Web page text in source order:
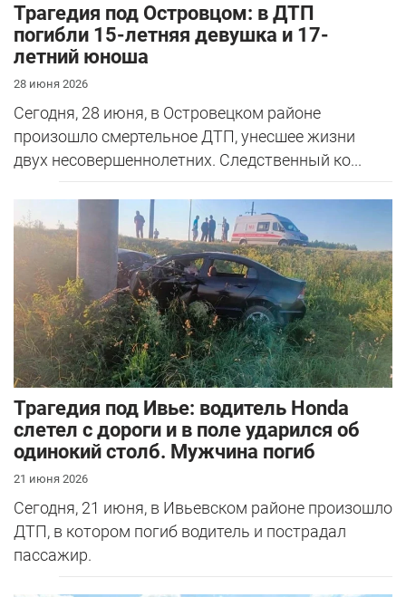
Трагедия под Островцом: в ДТП
погибли 15-летняя девушка и 17-
летний юноша
28 июня 2026
Сегодня, 28 июня, в Островецком районе
произошло смертельное ДТП, унесшее жизни
двух несовершеннолетних. Следственный ко...
Трагедия под Ивье: водитель Honda
слетел с дороги и в поле ударился об
одинокий столб. Мужчина погиб
21 июня 2026
Сегодня, 21 июня, в Ивьевском районе произошло
ДТП, в котором погиб водитель и пострадал
пассажир.